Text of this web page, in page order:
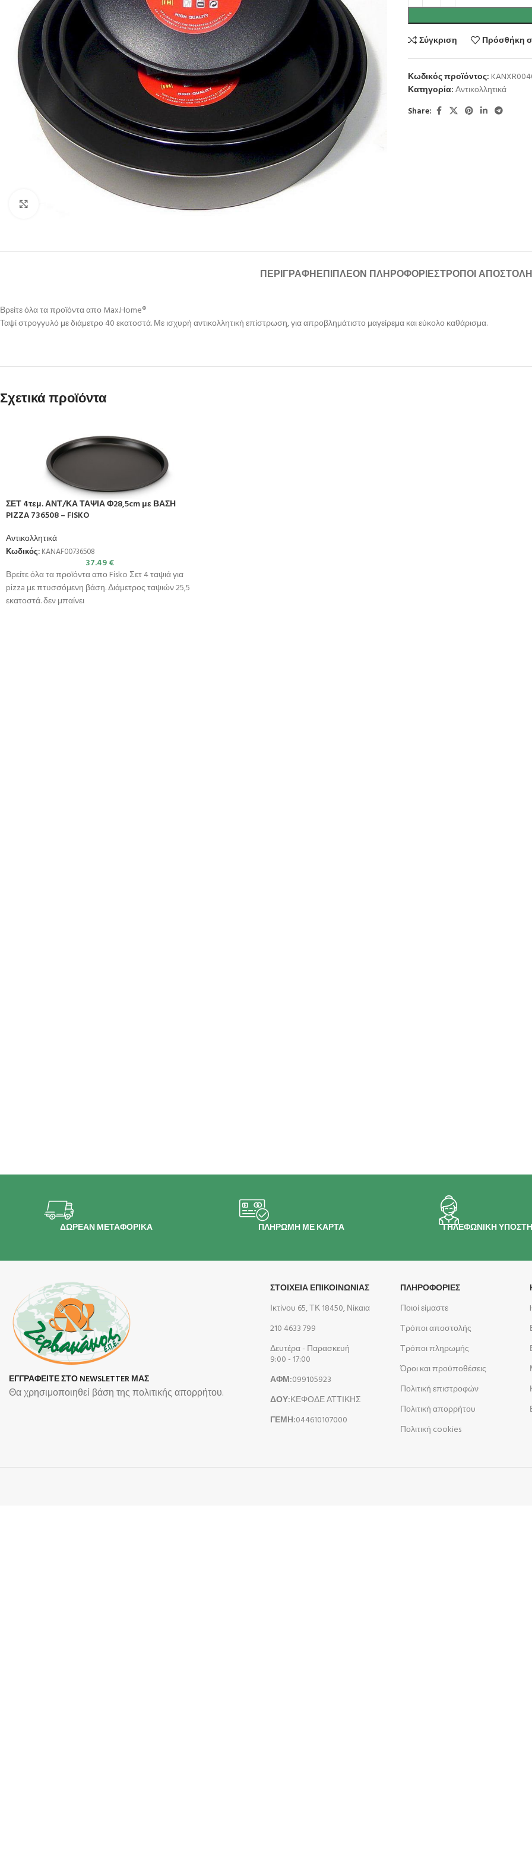
Σύγκριση Πρόσθήκη
Κωδικός προϊόντος:
Κατηγορία:Αντικολλητικά
Share:
ΠΕΡΙΓΡΑΦΉΕΠΙΠΛΈΟΝ ΠΛΗΡΟΦΟΡΊΕΣΤΡΌΠΟΙ
Βρείτε όλα τα προϊόντα απο Max.Home®
Ταψί στρογγυλό με διάμετρο 40 εκατοστά. Με ισχυρή αντικολλητική επίστρωση, για απροβλημάτιστο μαγείρεμα και εύκολο καθάρισμα.
Σχετικά προϊόντα
ΣΕΤ 4τεμ. ΑΝΤ/ΚΑ ΤΑΨΙΑ Φ28,5cm με ΒΑΣΗ
PIZZA 736508 – FISKO
Αντικολλητικά
Κωδικός: KANAF00736508
37.49€
Βρείτε όλα τα προϊόντα απο Fisko Σετ 4 ταψιά για
pizza με πτυσσόμενη βάση. Διάμετρος ταψιών 25,5
εκατοστά. δεν μπαίνει
ΔΩΡΕΑΝ ΜΕΤΑΦΟΡΙΚΑ ΠΛΗΡΩΜΗ ΜΕ ΚΑΡΤΑ ΤΗΛΕΦΩΝΙΚΗ
ΕΓΓΡΑΦΕΙΤΕ ΣΤΟ NEWSLETTER ΜΑΣ
Θα χρησιμοποιηθεί βάση της πολιτικής απορρήτου.
ΣΤΟΙΧΕΙΑ ΕΠΙΚΟΙΝΩΝΙΑΣ
Ικτίνου 65, ΤΚ 18450, Νίκαια
210 4633 799
Δευτέρα - Παρασκευή
9:00 - 17:00
ΑΦΜ:099105923
ΔΟΥ:ΚΕΦΟΔΕ ΑΤΤΙΚΗΣ
ΓΕΜΗ:044610107000
ΠΛΗΡΟΦΟΡΊΕΣ
Ποιοί είμαστε
Τρόποι αποστολής
Τρόποι πληρωμής
Όροι και προϋποθέσεις
Πολιτική επιστροφών
Πολιτική απορρήτου
Πολιτική cookies